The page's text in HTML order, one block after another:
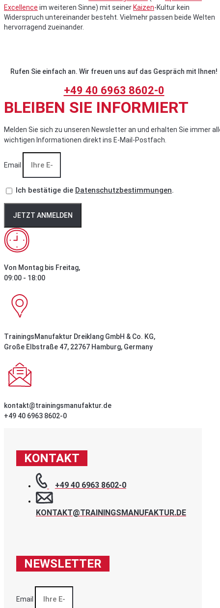
Excellence im weiteren Sinne) mit seiner Kaizen-Kultur kein
Widerspruch untereinander besteht. Vielmehr passen beide Welten
hervorragend zueinander.
Rufen Sie einfach an. Wir freuen uns auf das Gespräch mit Ihnen!
+49 40 6963 8602-0
BLEIBEN SIE INFORMIERT
Melden Sie sich zu unseren Newsletter an und erhalten Sie immer
wichtigen Informationen direkt ins E-Mail-Postfach.
Email
Ich bestätige die Datenschutzbestimmungen.
JETZT ANMELDEN
Von Montag bis Freitag,
09:00 - 18:00
TrainingsManufaktur Dreiklang GmbH & Co. KG,
Große Elbstraße 47, 22767 Hamburg, Germany
kontakt@trainingsmanufaktur.de
+49 40 6963 8602-0
KONTAKT
+49 40 6963 8602-0
KONTAKT@TRAININGSMANUFAKTUR.DE
NEWSLETTER
Email